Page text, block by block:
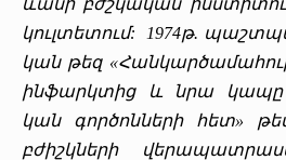
կուլ­տե­տում:
1974թ.
կան թեզ«­
ին­ֆարկ­տից
և ն­րա կա­պը
կան
գոր­ծոն­նե­րի հետ»
բժիշկ­նե­րի